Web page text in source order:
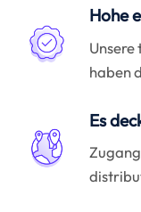
Hohe
Unsere
haben
Es